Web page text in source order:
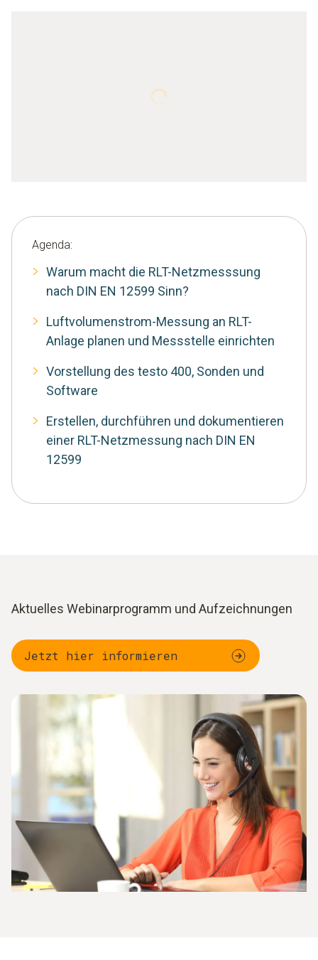
Agenda:
Warum macht die RLT-Netzmesssung
nach DIN EN 12599 Sinn?
Luftvolumenstrom-Messung an RLT-
Anlage planen und Messstelle einrichten
Vorstellung des testo 400, Sonden und
Software
Erstellen, durchführen und dokumentieren
einer RLT-Netzmessung nach DIN EN
12599
Aktuelles Webinarprogramm und Aufzeichnungen
Jetzt hier informieren